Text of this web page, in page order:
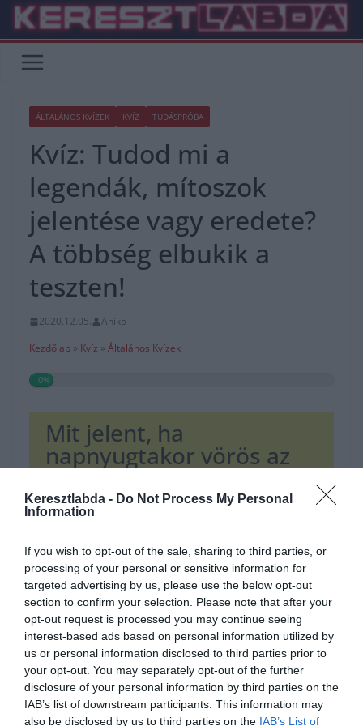
Keresztlabda - Do Not Process My Personal
Information
If you wish to opt-out of the sale, sharing to third parties, or
processing of your personal or sensitive information for
targeted advertising by us, please use the below opt-out
section to confirm your selection. Please note that after your
opt-out request is processed you may continue seeing
interest-based ads based on personal information utilized by
us or personal information disclosed to third parties prior to
your opt-out. You may separately opt-out of the further
disclosure of your personal information by third parties on the
IAB’s list of downstream participants. This information may
also be disclosed by us to third parties on the IAB’s List of
Skip
content
ÁLTALÁNOS KVÍZEK KVÍZ TUDÁSPRÓBA
Kvíz: Tudod mi a
legendák, mítoszok
jelentése vagy eredete?
A többség elbukik a
teszten!
2020.12.05.
Aniko
Kezdőlap » Kvíz » Általános Kvízek
0%
Mit jelent, ha
napnyugtakor vörös az
ég alja?
másnap nagyon meleg és
napsütéses idő lesz
másnap esős és nagyon szeles idő
lesz
Ha érdekelnek további kvízek ittmegtalálod őket, illetve
csatlakozhatszFacebookcsoportunkhoz is.